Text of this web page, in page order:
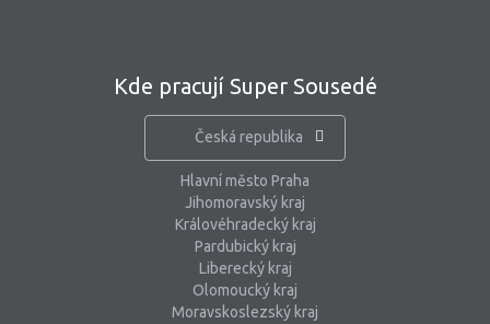
Kde pracují Super Sousedé
Česká republika
Hlavní město Praha
Jihomoravský kraj
Královéhradecký kraj
Pardubický kraj
Liberecký kraj
Olomoucký kraj
Moravskoslezský kraj